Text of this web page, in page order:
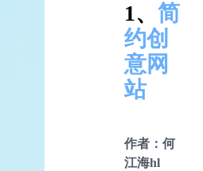
1、 简
约创
意网
站
作者：何
江海hl